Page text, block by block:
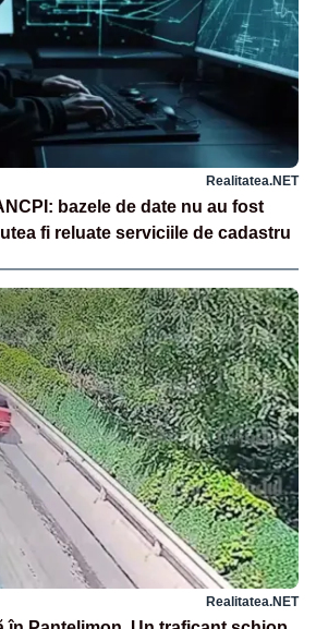
Realitatea.NET
bazele de date nu au fost
fi reluate serviciile de cadastru
Realitatea.NET